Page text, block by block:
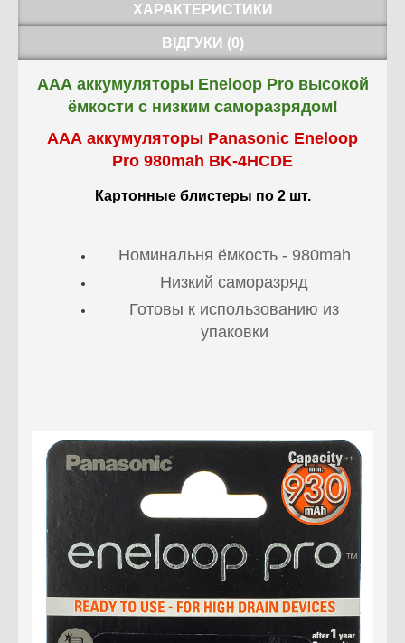
ХАРАКТЕРИСТИКИ
ВІДГУКИ (0)
ААА аккумуляторы Eneloop Pro высокой
ёмкости с низким саморазрядом!
ААА аккумуляторы Panasonic Eneloop
Pro 980mah BK-4HCDE
Картонные блистеры по 2 шт.
Номинальня ёмкость - 980mah
Низкий саморазряд
Готовы к использованию из
упаковки